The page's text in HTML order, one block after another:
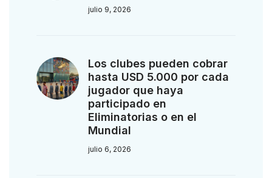
julio 9, 2026
Los clubes pueden cobrar
hasta USD 5.000 por cada
jugador que haya
participado en
Eliminatorias o en el
Mundial
julio 6, 2026